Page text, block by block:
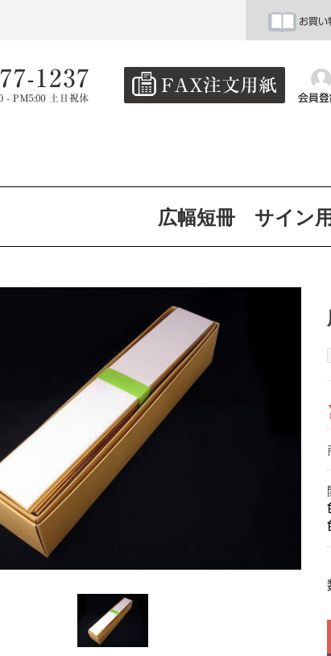
お買い
会員
広幅短冊 サイン